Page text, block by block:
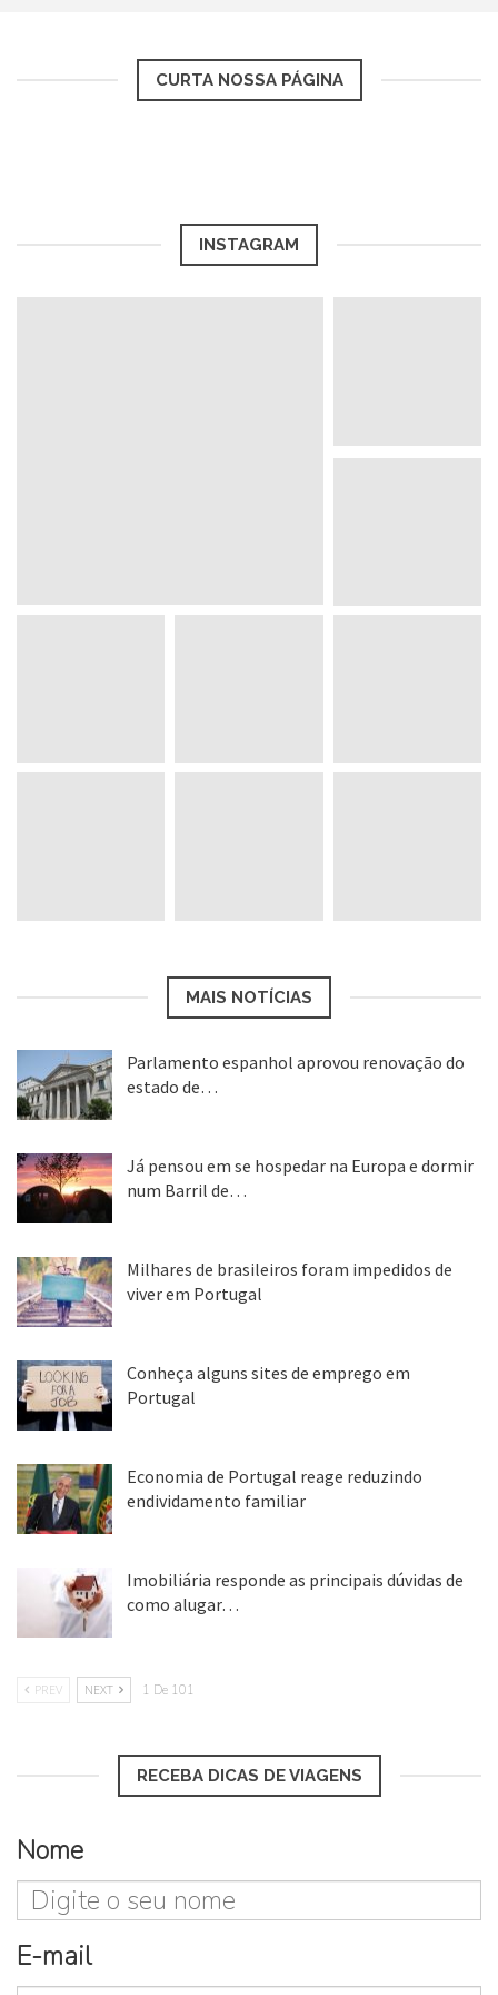
CURTA NOSSA PÁGINA
INSTAGRAM
MAIS NOTÍCIAS
Parlamento espanhol aprovou renovação do
estado de…
Já pensou em se hospedar na Europa e dormir
num Barril de…
Milhares de brasileiros foram impedidos de
viver em Portugal
Conheça alguns sites de emprego em
Portugal
Economia de Portugal reage reduzindo
endividamento familiar
Imobiliária responde as principais dúvidas de
como alugar…
PREV NEXT 1 De 101
RECEBA DICAS DE VIAGENS
Nome
E-mail